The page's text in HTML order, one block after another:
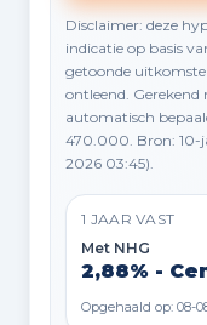
Disclaimer: deze
indicatie op basis
getoonde
ontleend. Gerekend
automatisch
470.000. Bron: 10-
2026 03:45).
1 JAAR VAST
Met NHG
2,88% -
Opgehaald op: 08-